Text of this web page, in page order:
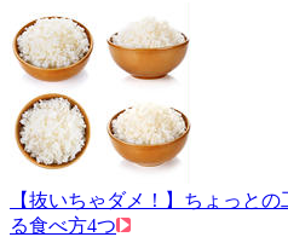
【抜いちゃダメ！】ちょっと
る食べ方4つ